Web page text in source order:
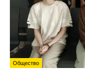
Общество